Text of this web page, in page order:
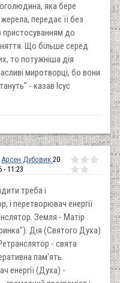
яка бере
передає її без
пристосуванням до
Що більше серед
то потужніша дія
миротворці, бо вони
- казав Ісус
Арсен Дубовик 20
- 11:23
треба і
і перетворювач енергії
Земля - Матір
Дія (Святого Духа)
- свята
пам'ять.
енергії (Духа) -